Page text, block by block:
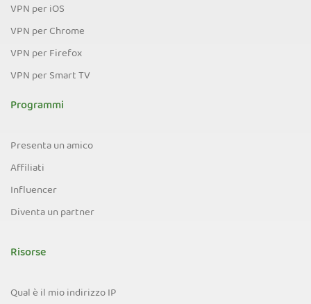
VPN per iOS
VPN per Chrome
VPN per Firefox
VPN per Smart TV
Programmi
Presenta un amico
Affiliati
Influencer
Diventa un partner
Risorse
Qual è il mio indirizzo IP